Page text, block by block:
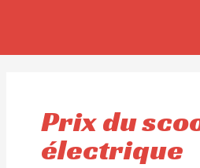
Prix du
électrique